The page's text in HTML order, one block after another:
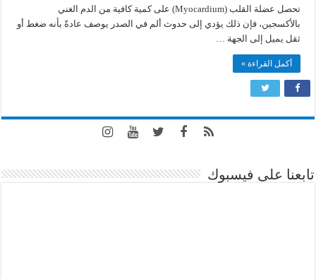
مغلقة
تحصل عضلة القلب (Myocardium) على كمية كافية من الدم الغني
بالأكسجين، فإن ذلك يؤدي إلى حدوث ألم في الصدر يوصف عادةً بأنه ضغط أو
ثقل يميل إلى الجهة …
أكمل القراءة »
تابعنا على فيسبوك